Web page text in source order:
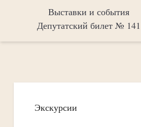
Выставки и события
Депутатский билет №
Экскурсии